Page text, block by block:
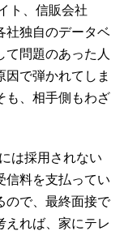
ト、信販会社
社独自のデータベ
問題のあった人
で弾かれてしま
も、相手側もわざ
は採用されない
信料を支払ってい
ので、最終面接で
えれば、家にテレ